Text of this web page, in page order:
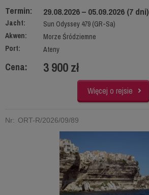
Termin: 29.08.2026 – 05.09.2026 (7 dni)
Jacht:
Sun Odyssey 479 (GR-Sa)
Akwen:
Morze Śródziemne
Port:
Ateny
Cena: 3 900 zł
Więcej o rejsie
Nr: ORT-R/2026/09/89